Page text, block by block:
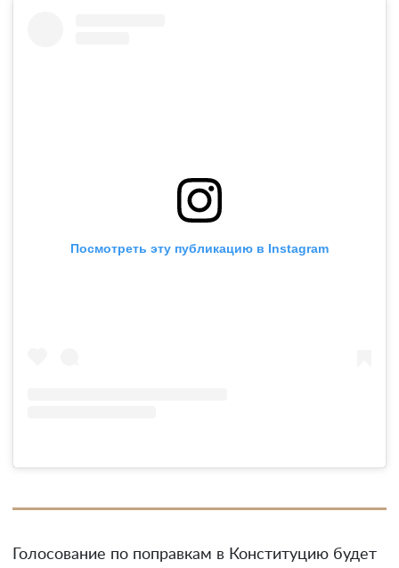
Посмотреть эту публикацию в Instagram
Голосование по поправкам в Конституцию будет